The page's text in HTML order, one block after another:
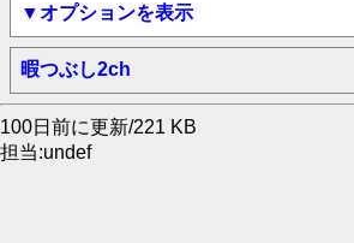
▼オプションを表示
暇つぶし2ch
100日前に更新/221 KB
担当:undef